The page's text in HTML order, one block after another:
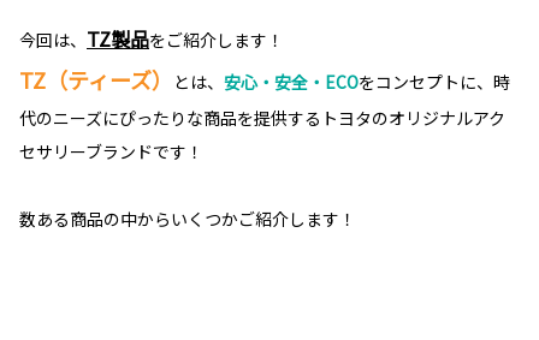
今回は、 TZ製品をご紹介します！
TZ（ティーズ） とは、 安心・安全・ECOをコンセプトに、時
代のニーズにぴったりな商品を提供するトヨタのオリジナルアク
セサリーブランドです！
数ある商品の中からいくつかご紹介します！